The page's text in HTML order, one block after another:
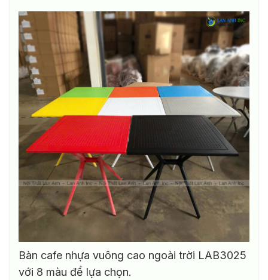
Bàn cafe nhựa vuông cao ngoài trời LAB3025
với 8 màu để lựa chọn.